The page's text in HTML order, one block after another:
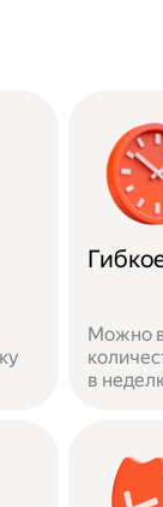
Можно
в